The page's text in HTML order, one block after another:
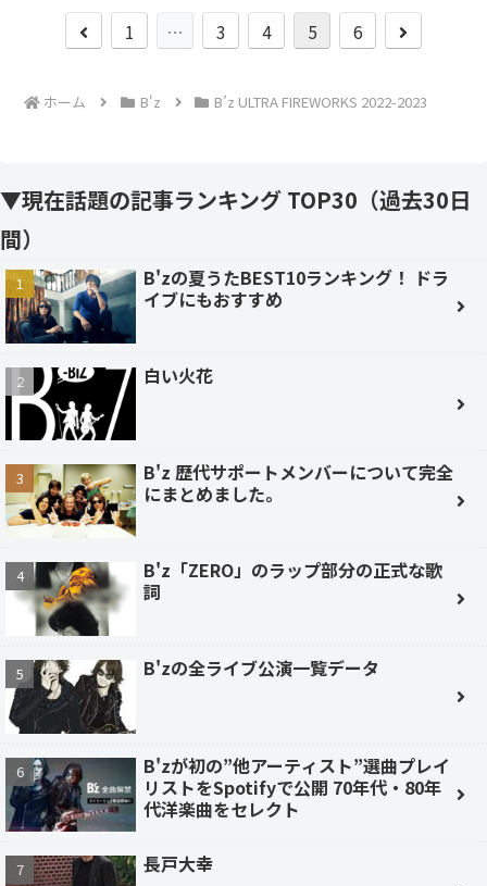
前
1 … 3 4 5 6
次
ホーム B'z B’z ULTRA FIREWORKS 2022-2023
▼現在話題の記事ランキング TOP30（過去30日
間）
B'zの夏うたBEST10ランキング！ ドラ
イブにもおすすめ
白い火花
B'z 歴代サポートメンバーについて完全
にまとめました。
B'z「ZERO」のラップ部分の正式な歌
詞
B'zの全ライブ公演一覧データ
B'zが初の”他アーティスト”選曲プレイ
リストをSpotifyで公開 70年代・80年
代洋楽曲をセレクト
長戸大幸